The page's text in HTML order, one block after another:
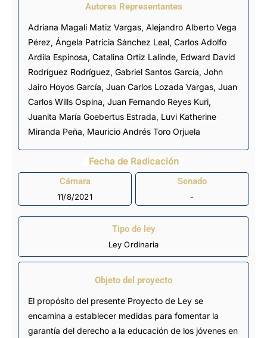
Autores Representantes
Adriana Magali Matiz Vargas, Alejandro Alberto Vega
Pérez, Ángela Patricia Sánchez Leal, Carlos Adolfo
Ardila Espinosa, Catalina Ortiz Lalinde, Edward David
Rodríguez Rodríguez, Gabriel Santos García, John
Jairo Hoyos García, Juan Carlos Lozada Vargas, Juan
Carlos Wills Ospina, Juan Fernando Reyes Kuri,
Juanita María Goebertus Estrada, Luvi Katherine
Miranda Peña, Mauricio Andrés Toro Orjuela
Fecha de Radicación
Cámara
11/8/2021
Senado
-
Tipo de ley
Ley Ordinaria
Objeto del proyecto
El propósito del presente Proyecto de Ley se
encamina a establecer medidas para fomentar la
garantía del derecho a la educación de los jóvenes en